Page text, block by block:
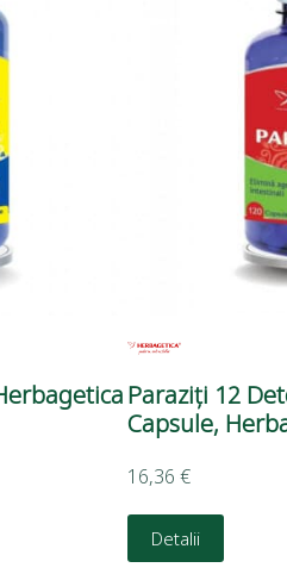
Paraziți 12
Capsule,
16,36 €
Detalii